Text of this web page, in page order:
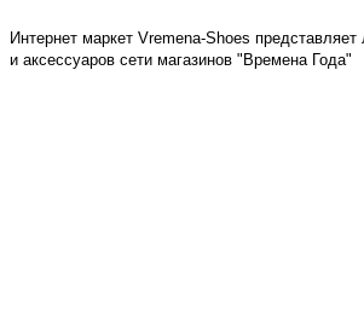
Интернет маркет Vremena-Shoes
и аксессуаров сети магазинов "Времена Года"